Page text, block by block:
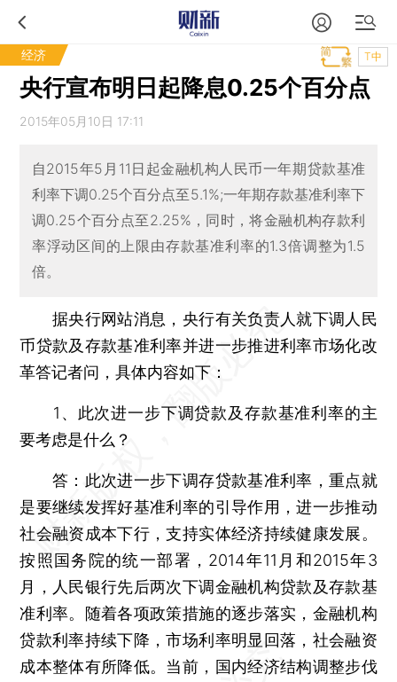
经济 T中
央行宣布明日起降息0.25个百分点
2015年05月10日 17:11
自2015年5月11日起金融机构人民币一年期贷款基准
利率下调0.25个百分点至5.1%;一年期存款基准利率下
调0.25个百分点至2.25%，同时，将金融机构存款利
率浮动区间的上限由存款基准利率的1.3倍调整为1.5
倍。
据央行网站消息，央行有关负责人就下调人民
币贷款及存款基准利率并进一步推进利率市场化改
革答记者问，具体内容如下：
1、此次进一步下调贷款及存款基准利率的主
要考虑是什么？
答：此次进一步下调存贷款基准利率，重点就
是要继续发挥好基准利率的引导作用，进一步推动
社会融资成本下行，支持实体经济持续健康发展。
按照国务院的统一部署，2014年11月和2015年3
月，人民银行先后两次下调金融机构贷款及存款基
准利率。随着各项政策措施的逐步落实，金融机构
贷款利率持续下降，市场利率明显回落，社会融资
成本整体有所降低。当前，国内经济结构调整步伐